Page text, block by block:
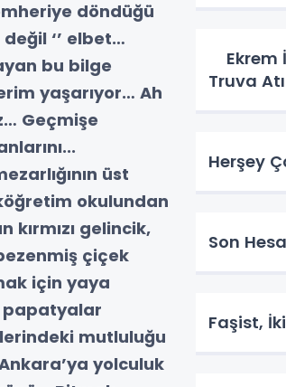
döndüğü
‘’ elbet…
bu bilge
yaşarıyor… Ah
Geçmişe
üst
okulundan
kırmızı gelincik,
çiçek
için yaya
papatyalar
mutluluğu
yolculuk
Ekrem
Truva
Herşey
Son
Faşist,